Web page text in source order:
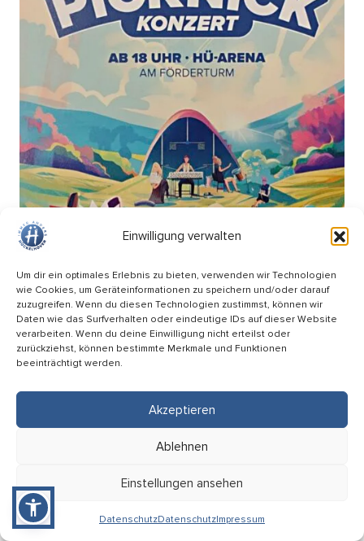
Einwilligung verwalten
Um dir ein optimales Erlebnis zu bieten, verwenden wir Technologien
wie Cookies, um Geräteinformationen zu speichern und/oder darauf
zuzugreifen. Wenn du diesen Technologien zustimmst, können wir
Daten wie das Surfverhalten oder eindeutige IDs auf dieser Website
verarbeiten. Wenn du deine Einwilligung nicht erteilst oder
zurückziehst, können bestimmte Merkmale und Funktionen
beeinträchtigt werden.
Akzeptieren
Ablehnen
Einstellungen ansehen
DatenschutzDatenschutzImpressum
Picknick Konzert – Mitsing-Konzert mit den
HÜ-Arena am Förderturm
Eintritt: Frei